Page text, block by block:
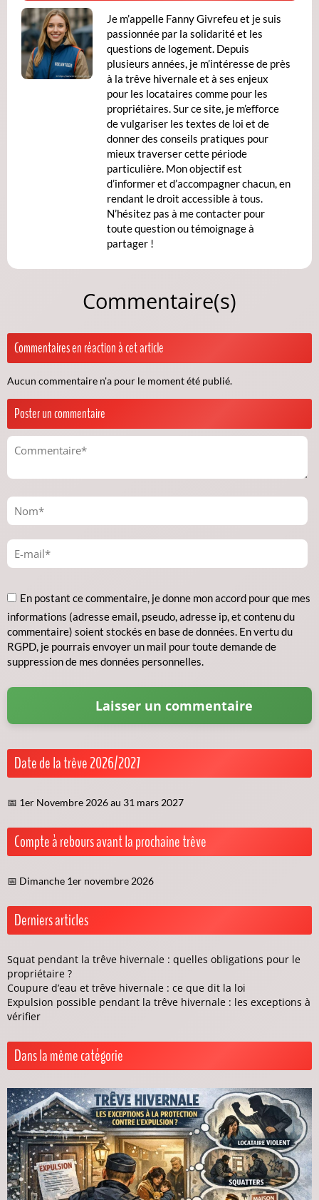
Je m’appelle Fanny Givrefeu et je suis
passionnée par la solidarité et les
questions de logement. Depuis
plusieurs années, je m’intéresse de près
à la trêve hivernale et à ses enjeux
pour les locataires comme pour les
propriétaires. Sur ce site, je m’efforce
de vulgariser les textes de loi et de
donner des conseils pratiques pour
mieux traverser cette période
particulière. Mon objectif est
d’informer et d’accompagner chacun, en
rendant le droit accessible à tous.
N’hésitez pas à me contacter pour
toute question ou témoignage à
partager !
Commentaire(s)
Commentaires en réaction à cet article
Aucun commentaire n'a pour le moment été publié.
Poster un commentaire
En postant ce commentaire, je donne mon accord pour que mes
informations (adresse email, pseudo, adresse ip, et contenu du
commentaire) soient stockés en base de données. En vertu du
RGPD, je pourrais envoyer un mail pour toute demande de
suppression de mes données personnelles.
Date de la trêve 2026/2027
📅 1er Novembre 2026 au 31 mars 2027
Compte à rebours avant la prochaine trêve
📅 Dimanche 1er novembre 2026
Derniers articles
Squat pendant la trêve hivernale : quelles obligations pour le
propriétaire ?
Coupure d’eau et trêve hivernale : ce que dit la loi
Expulsion possible pendant la trêve hivernale : les exceptions à
vérifier
Dans la même catégorie